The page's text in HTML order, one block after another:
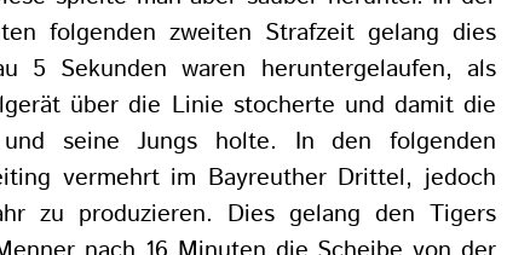
folgenden zweiten Strafzeit gelang dies
5 Sekunden waren heruntergelaufen, als
über die Linie stocherte und damit die
seine Jungs holte. In den folgenden
vermehrt im Bayreuther Drittel, jedoch
zu produzieren. Dies gelang den Tigers